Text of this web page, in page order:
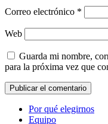
Correo electrónico *
Web
Guarda mi nombre,
para la próxima vez que
Por qué elegirnos
Equipo